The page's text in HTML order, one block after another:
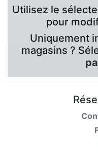
Utilisez le
pour
Uniquement
magasins ?